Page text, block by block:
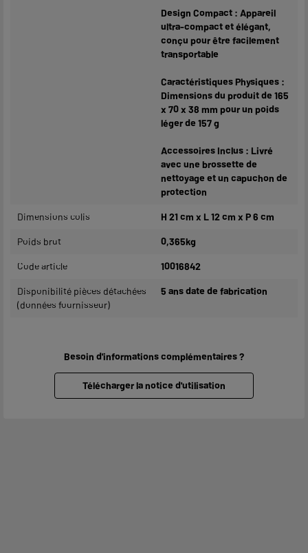
Design Compact : Appareil
ultra-compact et élégant,
conçu pour être facilement
transportable
Caractéristiques Physiques :
Dimensions du produit de 165
x 70 x 38 mm pour un poids
léger de 157 g
Accessoires Inclus : Livré
avec une brossette de
nettoyage et un capuchon de
protection
Dimensions colis H 21 cm x L 12 cm x P 6 cm
Poids brut 0,365kg
Code article 10016842
Disponibilité pièces détachées
(données fournisseur)
5 ans date de fabrication
Besoin d'informations complémentaires ?
Télécharger la notice d'utilisation